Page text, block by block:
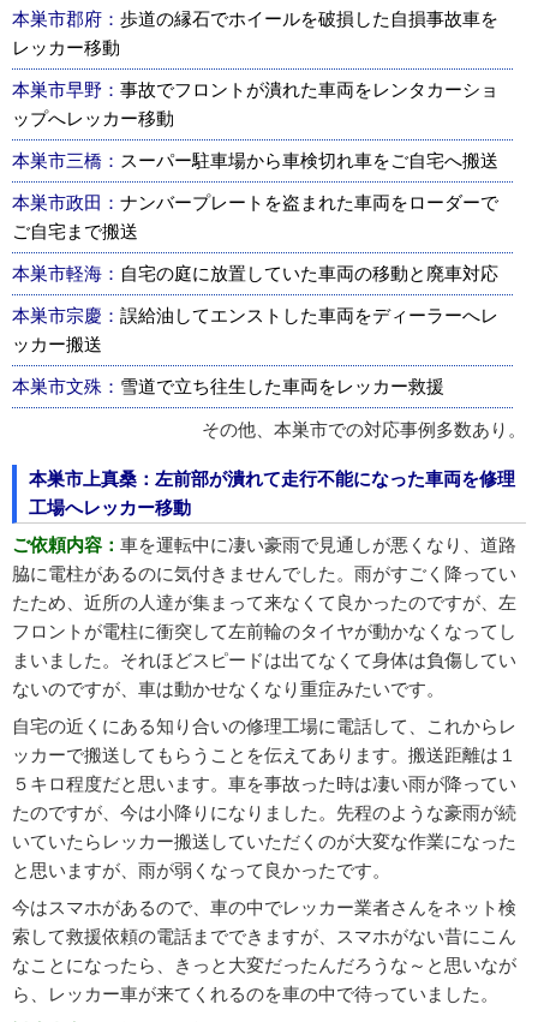
本巣市郡府： 歩道の縁石でホイールを破損した自損事故車を
レッカー移動
本巣市早野： 事故でフロントが潰れた車両をレンタカーショ
ップへレッカー移動
本巣市三橋： スーパー駐車場から車検切れ車をご自宅へ搬送
本巣市政田： ナンバープレートを盗まれた車両をローダーで
ご自宅まで搬送
本巣市軽海： 自宅の庭に放置していた車両の移動と廃車対応
本巣市宗慶： 誤給油してエンストした車両をディーラーへレ
ッカー搬送
本巣市文殊： 雪道で立ち往生した車両をレッカー救援
その他、本巣市での対応事例多数あり。
本巣市上真桑：左前部が潰れて走行不能になった車両を修理
工場へレッカー移動
ご依頼内容： 車を運転中に凄い豪雨で見通しが悪くなり、道路
脇に電柱があるのに気付きませんでした。雨がすごく降ってい
たため、近所の人達が集まって来なくて良かったのですが、左
フロントが電柱に衝突して左前輪のタイヤが動かなくなってし
まいました。それほどスピードは出てなくて身体は負傷してい
ないのですが、車は動かせなくなり重症みたいです。
自宅の近くにある知り合いの修理工場に電話して、これからレ
ッカーで搬送してもらうことを伝えてあります。搬送距離は１
５キロ程度だと思います。車を事故った時は凄い雨が降ってい
たのですが、今は小降りになりました。先程のような豪雨が続
いていたらレッカー搬送していただくのが大変な作業になった
と思いますが、雨が弱くなって良かったです。
今はスマホがあるので、車の中でレッカー業者さんをネット検
索して救援依頼の電話までできますが、スマホがない昔にこん
なことになったら、きっと大変だったんだろうな～と思いなが
ら、レッカー車が来てくれるのを車の中で待っていました。